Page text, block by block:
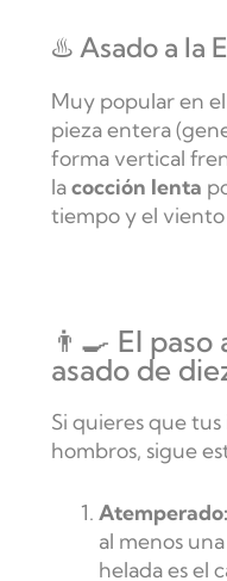
♨️ Asado a la
Muy popular en el
pieza entera
forma vertical
lacocción lenta
tiempo y el
👨‍🍳 El
asado de
Si quieres que
hombros, sigue
Atemperado:
al menos
helada es el